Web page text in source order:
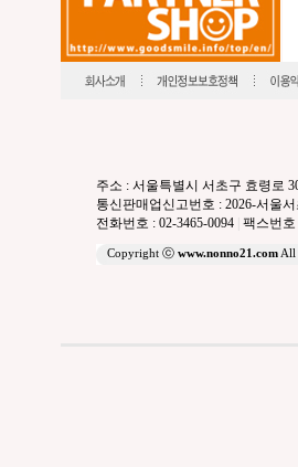
주소 : 서울특별시 서초구 효령로
통신판매업신고번호 : 2026-서울서
전화번호 : 02-3465-0094 팩스번호
Copyright ⓒ www.nonno21.comAll